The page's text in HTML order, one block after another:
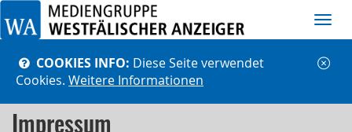
ein-/
COOKIES INFO: Diese Seite verwendet
Cookies. Weitere Informationen
Impressum